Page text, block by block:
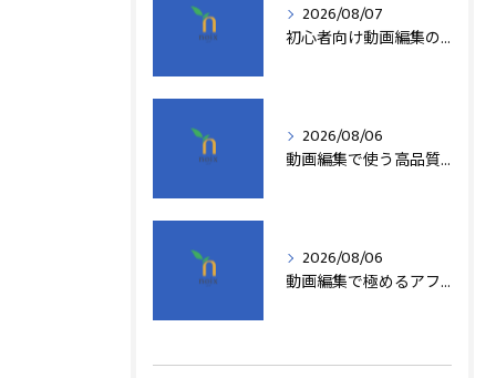
2026/08/07
初心者向け動画編集の簡単テクニック
2026/08/06
動画編集で使う高品質アフターエフェクトテンプレート活用術
2026/08/06
動画編集で極めるアフターエフェクト基本技術